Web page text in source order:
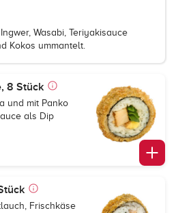
Wasabi, Teriyakisauce
Kokos ummantelt.
8 Stück
und mit Panko
als Dip
Frischkäse